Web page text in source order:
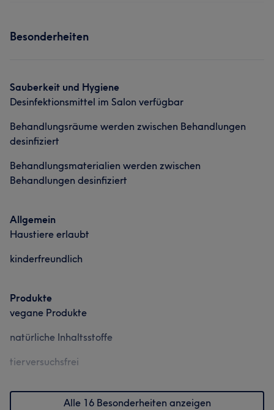
Besonderheiten
Sauberkeit und Hygiene
Desinfektionsmittel im Salon verfügbar
Behandlungsräume werden zwischen Behandlungen
desinfiziert
Behandlungsmaterialien werden zwischen
Behandlungen desinfiziert
Allgemein
Haustiere erlaubt
kinderfreundlich
Produkte
vegane Produkte
natürliche Inhaltsstoffe
tierversuchsfrei
Alle 16 Besonderheiten anzeigen